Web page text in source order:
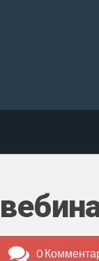
0